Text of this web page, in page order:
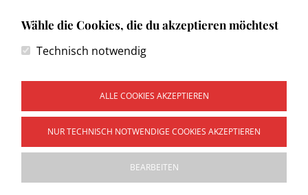
Impressum
Datenschutzerklärung
Wegweiser
Copyright © 2026 Heimat- und Trachtenvereinigung
"Huosigau" e.V. Sitz Weilheim Obb. Alle Rechte vorbehalten.
Wähle die Cookies, die du akzeptieren möchtest
Technisch notwendig
ALLE COOKIES AKZEPTIEREN
NUR TECHNISCH NOTWENDIGE COOKIES AKZEPTIEREN
BEARBEITEN